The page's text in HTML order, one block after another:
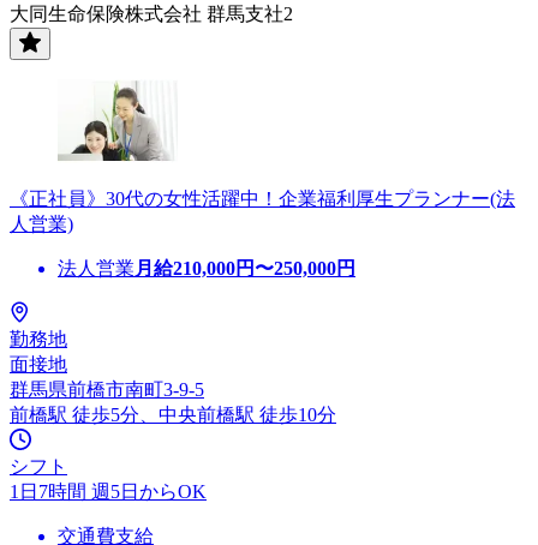
大同生命保険株式会社 群馬支社2
《正社員》30代の女性活躍中！企業福利厚生プランナー(法
人営業)
法人営業 月給210,000円〜250,000円
勤務地
面接地
群馬県前橋市南町3-9-5
前橋駅 徒歩5分、中央前橋駅 徒歩10分
シフト
1日7時間 週5日からOK
交通費支給